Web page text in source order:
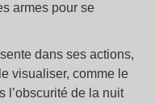
armes pour se
dans ses actions,
visualiser, comme le
l’obscurité de la nuit